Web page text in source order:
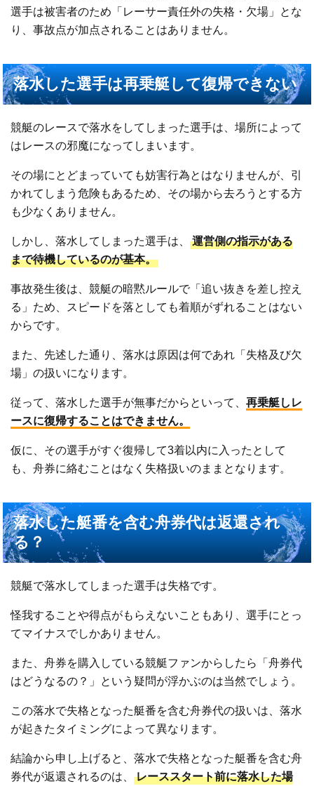
選手は被害者のため「レーサー責任外の失格・欠場」とな
り、事故点が加点されることはありません。
落水した選手は再乗艇して復帰できない
競艇のレースで落水をしてしまった選手は、場所によって
はレースの邪魔になってしまいます。
その場にとどまっていても妨害行為とはなりませんが、引
かれてしまう危険もあるため、その場から去ろうとする方
も少なくありません。
しかし、落水してしまった選手は、運営側の指示がある
まで待機しているのが基本。
事故発生後は、競艇の暗黙ルールで「追い抜きを差し控え
る」ため、スピードを落としても着順がずれることはない
からです。
また、先述した通り、落水は原因は何であれ「失格及び欠
場」の扱いになります。
従って、落水した選手が無事だからといって、再乗艇しレ
ースに復帰することはできません。
仮に、その選手がすぐ復帰して3着以内に入ったとして
も、舟券に絡むことはなく失格扱いのままとなります。
落水した艇番を含む舟券代は返還され
る？
競艇で落水してしまった選手は失格です。
怪我することや得点がもらえないこともあり、選手にとっ
てマイナスでしかありません。
また、舟券を購入している競艇ファンからしたら「舟券代
はどうなるの？」という疑問が浮かぶのは当然でしょう。
この落水で失格となった艇番を含む舟券代の扱いは、落水
が起きたタイミングによって異なります。
結論から申し上げると、落水で失格となった艇番を含む舟
券代が返還されるのは、レーススタート前に落水した場